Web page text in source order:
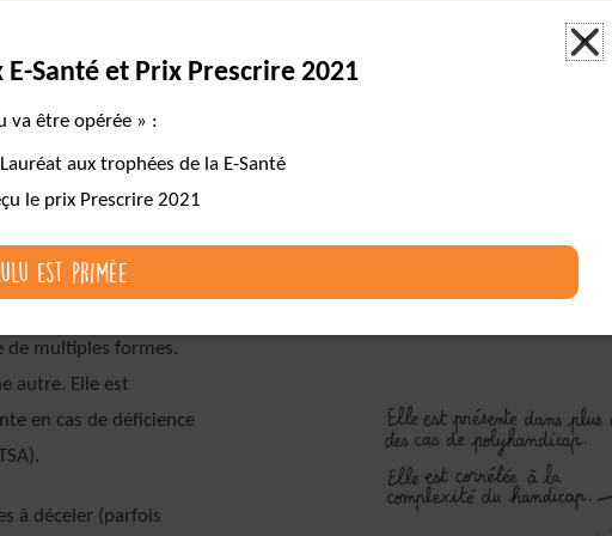
Lulu
Cartes mentales
de multiples formes.
autre. Elle est
en cas de déficience
à déceler (parfois
E-Santé et Prix Prescrire 2021
va être opérée » :
aux trophées de la E-Santé
le prix Prescrire 2021
est primée
×